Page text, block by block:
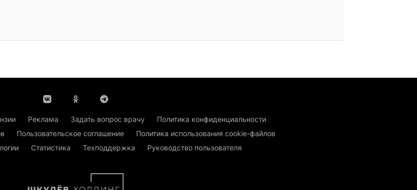
Реклама Задать вопрос врачу
Политика конфиденциальности
Пользовательское соглашение
Политика использования cookie-файлов
Статистика Техподдержка Руководство пользователя